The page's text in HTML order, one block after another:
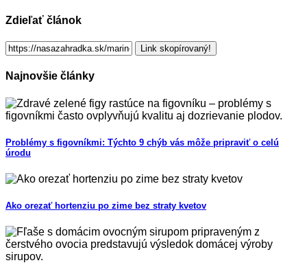
Zdieľať článok
Link skopírovaný!
Najnovšie články
Problémy s figovníkmi: Týchto 9 chýb vás môže pripraviť o celú
úrodu
Ako orezať hortenziu po zime bez straty kvetov